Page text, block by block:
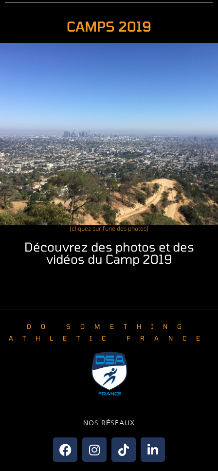
CAMPS 2019
(cliquez sur l'une des photos)
Découvrez des photos et des
vidéos du Camp 2019
DO SOMETHING
ATHLETIC FRANCE
NOS RÉSEAUX